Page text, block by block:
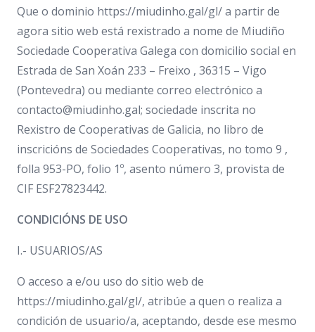
Que o dominio https://miudinho.gal/gl/ a partir de
agora sitio web está rexistrado a nome de Miudiño
Sociedade Cooperativa Galega con domicilio social en
Estrada de San Xoán 233 – Freixo , 36315 – Vigo
(Pontevedra) ou mediante correo electrónico a
contacto@miudinho.gal; sociedade inscrita no
Rexistro de Cooperativas de Galicia, no libro de
inscricións de Sociedades Cooperativas, no tomo 9 ,
folla 953-PO, folio 1º, asento número 3, provista de
CIF ESF27823442.
CONDICIÓNS DE USO
I.- USUARIOS/AS
O acceso a e/ou uso do sitio web de
https://miudinho.gal/gl/, atribúe a quen o realiza a
condición de usuario/a, aceptando, desde ese mesmo